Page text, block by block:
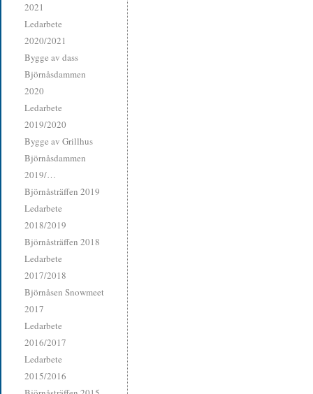
2021
Ledarbete
2020/2021
Bygge av dass
Björnåsdammen
2020
Ledarbete
2019/2020
Bygge av Grillhus
Björnåsdammen
2019/…
Björnåsträffen 2019
Ledarbete
2018/2019
Björnåsträffen 2018
Ledarbete
2017/2018
Björnåsen Snowmeet
2017
Ledarbete
2016/2017
Ledarbete
2015/2016